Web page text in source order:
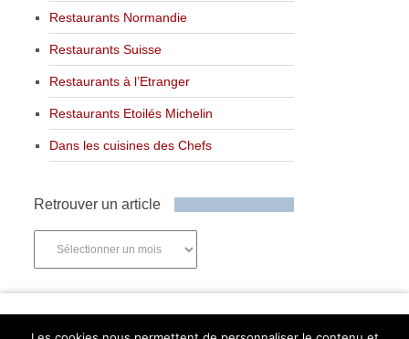
Restaurants Normandie
Restaurants Suisse
Restaurants à l’Etranger
Restaurants Etoilés Michelin
Dans les cuisines des Chefs
Retrouver un article